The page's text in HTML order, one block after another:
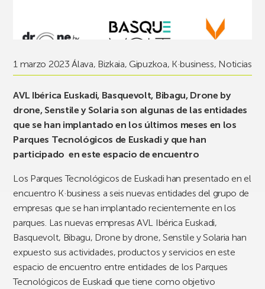
1 marzo 2023 Álava, Bizkaia,Gipuzkoa, K·business, Noticias
AVL Ibérica Euskadi, Basquevolt, Bibagu, Drone by
drone, Senstile y Solaria son algunas de las entidades
que se han implantado en los últimos meses en los
Parques Tecnológicos de Euskadi y que han
participado en este espacio de encuentro
Los Parques Tecnológicos de Euskadi han presentado en el
encuentro K·business a seis nuevas entidades del grupo de
empresas que se han implantado recientemente en los
parques. Las nuevas empresas AVL Ibérica Euskadi,
Basquevolt, Bibagu, Drone by drone, Senstile y Solaria han
expuesto sus actividades, productos y servicios en este
espacio de encuentro entre entidades de los Parques
Tecnológicos de Euskadi que tiene como objetivo